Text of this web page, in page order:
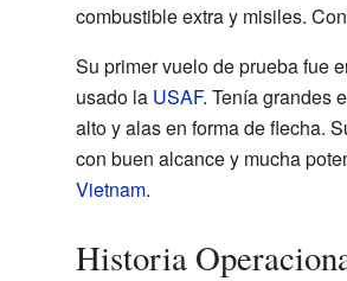
combustible extra y misiles.
Su primer vuelo de prueba fue
usado la USAF. Tenía grandes
alto y alas en forma de flecha.
con buen alcance y mucha
Vietnam.
Historia